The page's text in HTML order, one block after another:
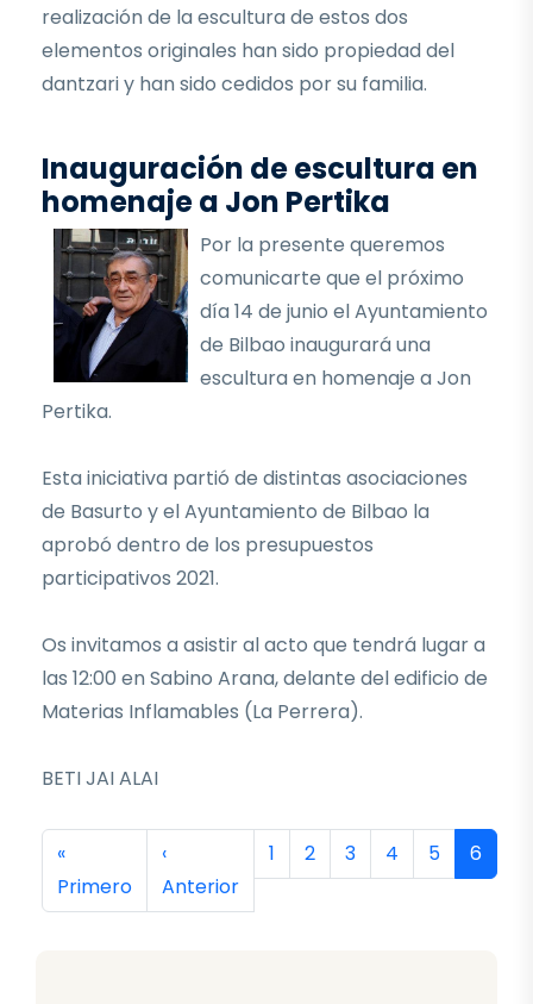
realización de la escultura de estos dos
elementos originales han sido propiedad del
dantzari y han sido cedidos por su familia.
Inauguración de escultura en
homenaje a Jon Pertika
Por la presente queremos
comunicarte que el próximo
día 14 de junio el Ayuntamiento
de Bilbao inaugurará una
escultura en homenaje a Jon
Pertika.
Esta iniciativa partió de distintas asociaciones
de Basurto y el Ayuntamiento de Bilbao la
aprobó dentro de los presupuestos
participativos 2021.
Os invitamos a asistir al acto que tendrá lugar a
las 12:00 en Sabino Arana, delante del edificio de
Materias Inflamables (La Perrera).
BETI JAI ALAI
Paginación
Primera página
«
Primero
Página anterior
‹
Anterior
Página
1 Página
2 Página
3 Página
4 Página
5 6